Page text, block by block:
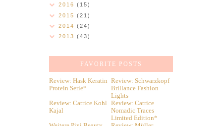
2016 (15)
2015 (21)
2014 (24)
2013 (43)
FAVORITE POSTS
Review: Hask Keratin
Protein Serie*
Review: Schwarzkopf
Brillance Fashion
Lights
Review: Catrice Kohl
Kajal
Review: Catrice
Nomadic Traces
Limited Edition*